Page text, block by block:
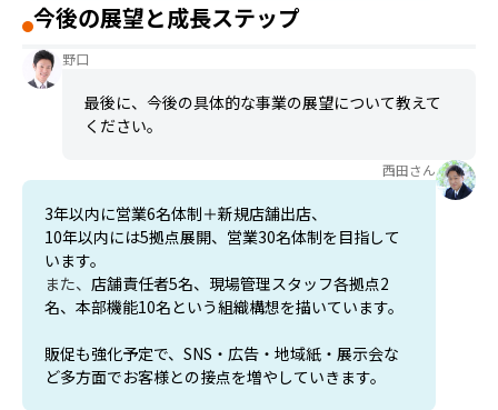
今後の展望と成長ステップ
野口
最後に、今後の具体的な事業の展望について教えて
ください。
西田さん
3年以内に営業6名体制＋新規店舗出店、
10年以内には5拠点展開、営業30名体制を目指して
います。
また、 店舗責任者5名、現場管理スタッフ各拠点2
名、本部機能10名という組織構想を描いています。
販促も強化予定で、SNS・広告・地域紙・展示会な
ど多方面でお客様との接点を増やしていきます。